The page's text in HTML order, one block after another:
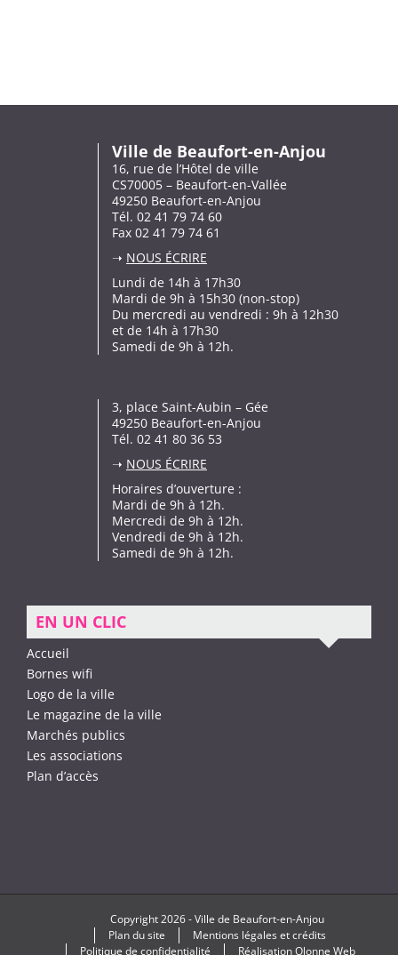
Ville de Beaufort-en-Anjou
16, rue de l’Hôtel de ville
CS70005 – Beaufort-en-Vallée
49250 Beaufort-en-Anjou
Tél. 02 41 79 74 60
Fax 02 41 79 74 61
➝ NOUS ÉCRIRE
Lundi de 14h à 17h30
Mardi de 9h à 15h30 (non-stop)
Du mercredi au vendredi : 9h à 12h30
et de 14h à 17h30
Samedi de 9h à 12h.
3, place Saint-Aubin – Gée
49250 Beaufort-en-Anjou
Tél. 02 41 80 36 53
➝ NOUS ÉCRIRE
Horaires d’ouverture :
Mardi de 9h à 12h.
Mercredi de 9h à 12h.
Vendredi de 9h à 12h.
Samedi de 9h à 12h.
EN UN CLIC
Accueil
Bornes wifi
Logo de la ville
Le magazine de la ville
Marchés publics
Les associations
Plan d’accès
Copyright2026 -Ville de Beaufort-en-Anjou
Plan du site
Mentions légales et crédits
Politique de confidentialité
RéalisationOlonne Web